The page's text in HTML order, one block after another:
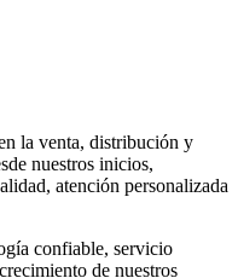
la venta, distribución y
nuestros inicios,
atención personalizada
confiable, servicio
de nuestros